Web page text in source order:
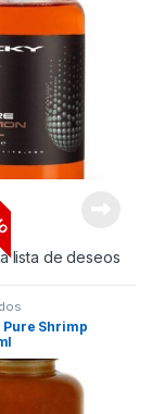
Salmon Oil